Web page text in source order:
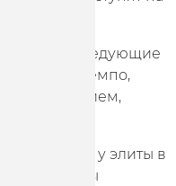
входят следующие
гонка темпо,
с выбыванием,
у элиты в
программы